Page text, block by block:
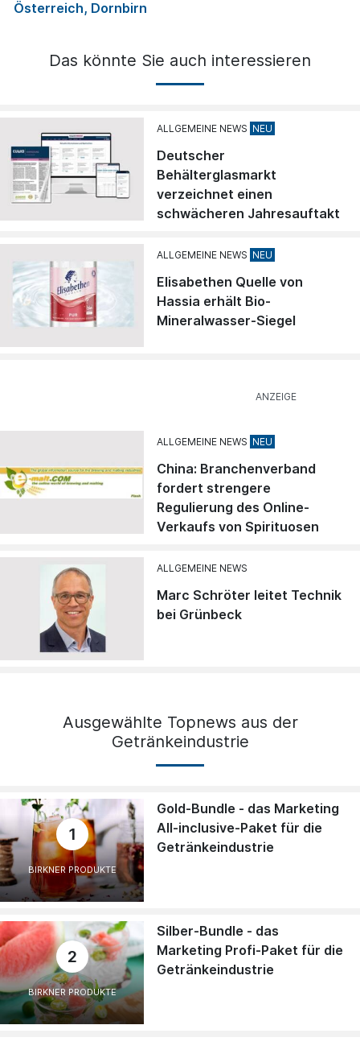
Österreich, Dornbirn
Das könnte Sie auch interessieren
ALLGEMEINE NEWS
Deutscher
Behälterglasmarkt
verzeichnet einen
schwächeren Jahresauftakt
ALLGEMEINE NEWS
Elisabethen Quelle von
Hassia erhält Bio-
Mineralwasser-Siegel
ALLGEMEINE NEWS
China: Branchenverband
fordert strengere
Regulierung des Online-
Verkaufs von Spirituosen
ALLGEMEINE NEWS
Marc Schröter leitet Technik
bei Grünbeck
Ausgewählte Topnews aus der
Getränkeindustrie
1
BIRKNER PRODUKTE
Gold-Bundle - das Marketing
All-inclusive-Paket für die
Getränkeindustrie
2
BIRKNER PRODUKTE
Silber-Bundle - das
Marketing Profi-Paket für die
Getränkeindustrie